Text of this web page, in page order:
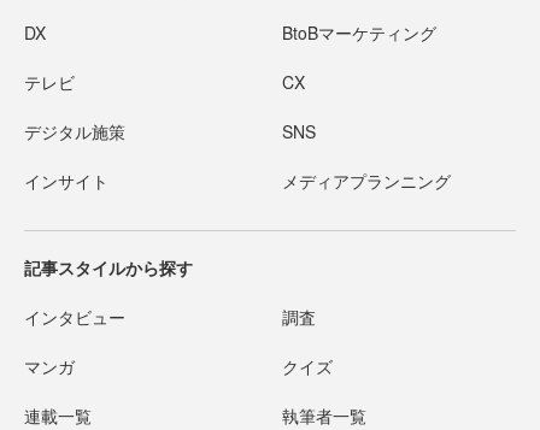
DX BtoBマーケティング
テレビ CX
デジタル施策 SNS
インサイト メディアプランニング
記事スタイルから探す
インタビュー 調査
マンガ クイズ
連載一覧 執筆者一覧